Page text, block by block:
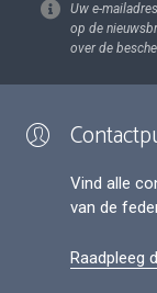
Uw e-
op de
over de
Vind alle
van de
Raadpleeg